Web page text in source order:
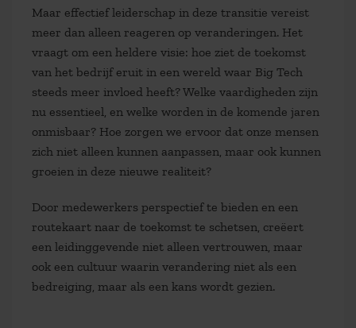
Maar effectief leiderschap in deze transitie vereist
meer dan alleen reageren op veranderingen. Het
vraagt om een heldere visie: hoe ziet de toekomst
van het bedrijf eruit in een wereld waar Big Tech
steeds meer invloed heeft? Welke vaardigheden zijn
nu essentieel, en welke worden in de komende jaren
onmisbaar? Hoe zorgen we ervoor dat onze mensen
zich niet alleen kunnen aanpassen, maar ook kunnen
groeien in deze nieuwe realiteit?
Door medewerkers perspectief te bieden en een
routekaart naar de toekomst te schetsen, creëert
een leidinggevende niet alleen vertrouwen, maar
ook een cultuur waarin verandering niet als een
bedreiging, maar als een kans wordt gezien.